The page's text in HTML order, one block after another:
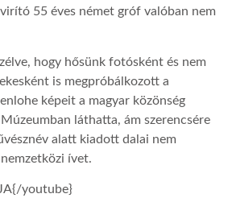
55 éves német gróf valóban nem
hogy hősünk fotósként és nem
is megpróbálkozott a
képeit a magyar közönség
láthatta, ám szerencsére
alatt kiadott dalai nem
ívet.
youtube}